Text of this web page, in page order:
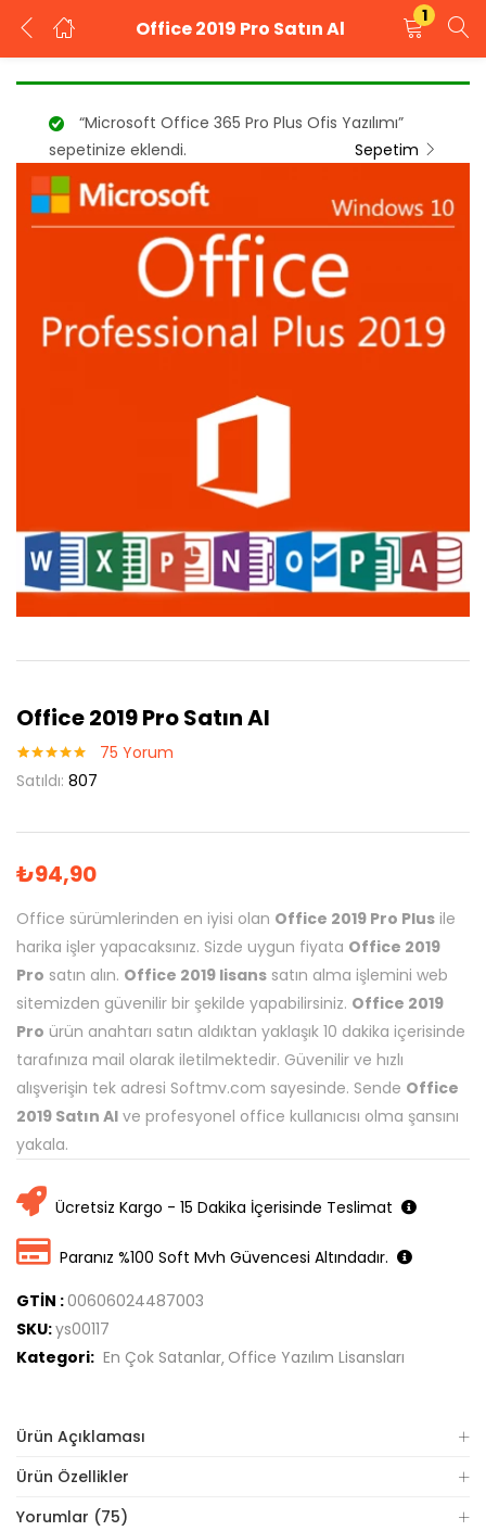
Office 2019 Pro Satın Al
1
GIRIŞ YAP
KAYIT OL
Kullanıcı adınızı ve şifrenizi girin.
Şifrenizi mi unuttunuz?
“Microsoft Office 365 Pro Plus Ofis Yazılımı”
sepetinize eklendi.
Sepetim
Office 2019 Pro Satın Al
müşteri
puanına
5.00puan
75 Yorum
Satıldı: 807
₺94,90
Office sürümlerinden en iyisi olan Office 2019 Pro Plus ile
harika işler yapacaksınız. Sizde uygun fiyata Office 2019
Pro satın alın. Office 2019 lisans satın alma işlemini web
sitemizden güvenilir bir şekilde yapabilirsiniz. Office 2019
Pro ürün anahtarı satın aldıktan yaklaşık 10 dakika içerisinde
tarafınıza mail olarak iletilmektedir. Güvenilir ve hızlı
alışverişin tek adresi Softmv.com sayesinde. Sende Office
2019 Satın Al ve profesyonel office kullanıcısı olma şansını
yakala.
Ücretsiz Kargo - 15 Dakika İçerisinde Teslimat
Paranız %100 Soft Mvh Güvencesi Altındadır.
GTİN :00606024487003
SKU:ys00117
Kategori: En Çok Satanlar Office Yazılım Lisansları
Ürün Açıklaması
Ürün Özellikler
Yorumlar (75)